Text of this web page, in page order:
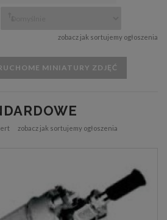
zobacz jak sortujemy ogłoszenia
MINIATURY ZDJĘĆ
zobacz jak sortujemy ogłoszenia